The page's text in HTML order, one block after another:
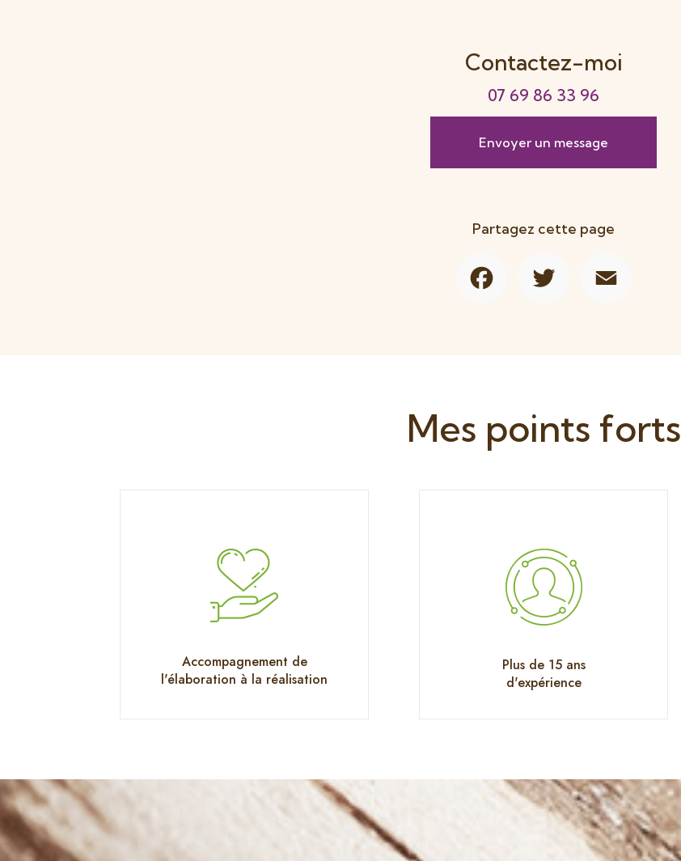
Contactez-moi
07 69 86 33 96
Envoyer un message
Partagez cette page
Mes points forts
Accompagnement de
l'élaboration à la réalisation
Plus de 15 ans
d'expérience